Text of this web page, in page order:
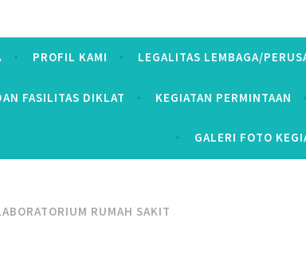
PROFIL KAMI LEGALITAS LEMBAGA/
FASILITAS DIKLAT KEGIATAN PERMINTAAN
GALERI FOTO
RUMAH SAKIT